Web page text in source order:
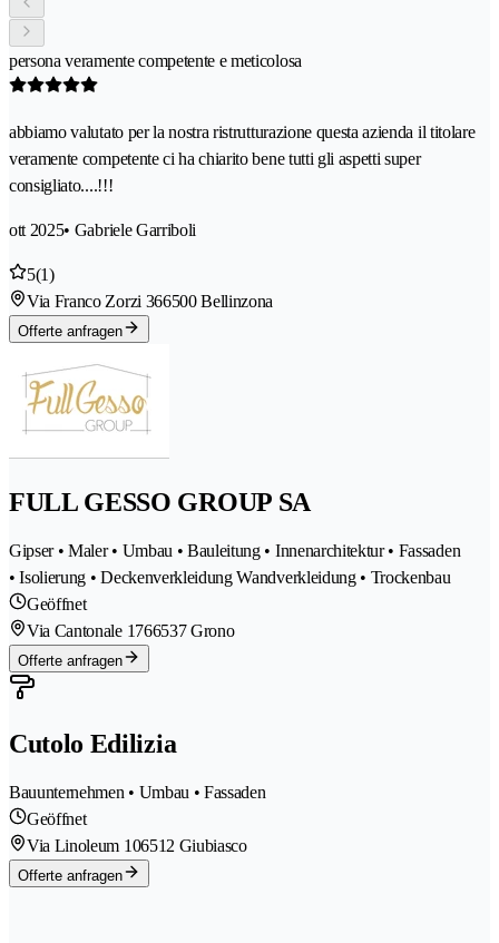
persona veramente competente e meticolosa
abbiamo valutato per la nostra ristrutturazione questa azienda il titolare
veramente competente ci ha chiarito bene tutti gli aspetti super
consigliato....!!!
ott 2025• Gabriele Garriboli
5(1)
Via Franco Zorzi 366500 Bellinzona
Offerte anfragen
FULL GESSO GROUP SA
Gipser • Maler • Umbau • Bauleitung • Innenarchitektur • Fassaden
• Isolierung • Deckenverkleidung Wandverkleidung • Trockenbau
Geöffnet
Via Cantonale 1766537 Grono
Offerte anfragen
Cutolo Edilizia
Bauunternehmen • Umbau • Fassaden
Geöffnet
Via Linoleum 106512 Giubiasco
Offerte anfragen